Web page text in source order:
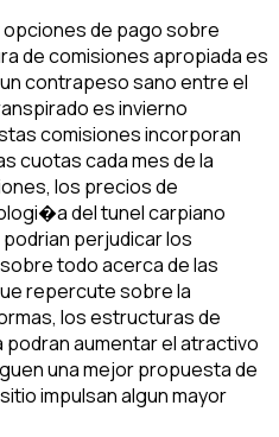
de pago sobre
de comisiones apropiada es
contrapeso sano entre el
es invierno
comisiones incorporan
cuotas cada mes de la
los precios de
del tunel carpiano
perjudicar los
todo acerca de las
repercute sobre la
los estructuras de
aumentar el atractivo
una mejor propuesta de
impulsan algun mayor